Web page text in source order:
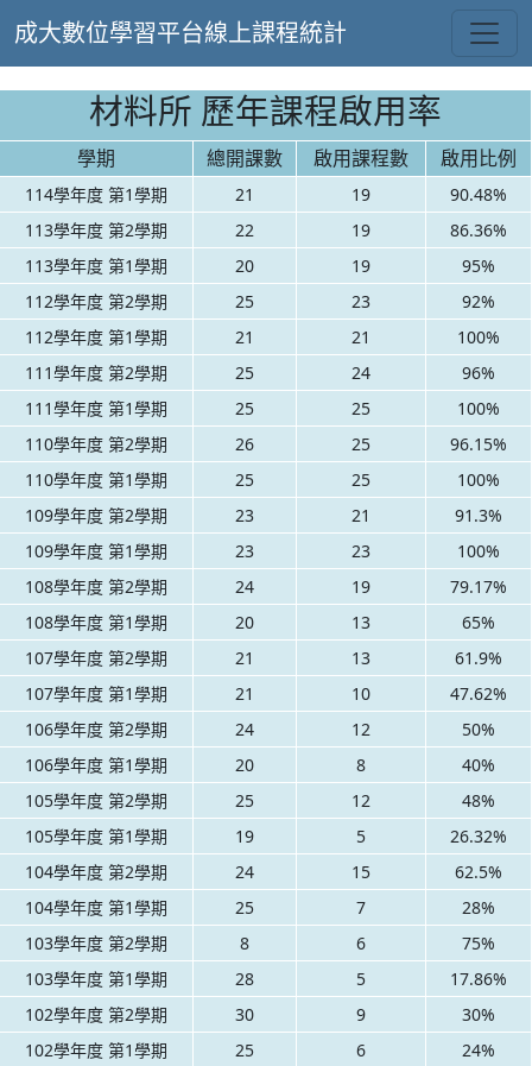
成大數位學習平台線上課程統計
材料所 歷年課程啟用率
學期 總開課數 啟用課程數 啟用比例
114學年度 第1學期 21 19
90.48%
113學年度 第2學期
22 19
86.36%
113學年度 第1學期
20 19
95%
112學年度 第2學期
25 23
92%
112學年度 第1學期
21 21
100%
111學年度 第2學期
25 24
96%
111學年度 第1學期
25 25
100%
110學年度 第2學期
26 25
96.15%
110學年度 第1學期
25 25
100%
109學年度 第2學期
23 21
91.3%
109學年度 第1學期
23 23
100%
108學年度 第2學期
24 19
79.17%
108學年度 第1學期
20 13
65%
107學年度 第2學期
21 13
61.9%
107學年度 第1學期
21 10
47.62%
106學年度 第2學期
24 12
50%
106學年度 第1學期
20 8
40%
105學年度 第2學期
25 12
48%
105學年度 第1學期
19 5
26.32%
104學年度 第2學期
24 15
62.5%
104學年度 第1學期
25 7
28%
103學年度 第2學期
8 6
75%
103學年度 第1學期
28 5
17.86%
102學年度 第2學期
30 9
30%
102學年度 第1學期
25 6
24%